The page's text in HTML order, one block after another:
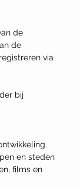
de
de
via
bij
en steden
films en